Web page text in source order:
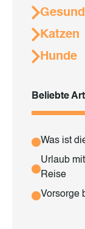
Katzen
Hunde
Beliebte
Was ist
Urlaub
Reise
Vorsorge